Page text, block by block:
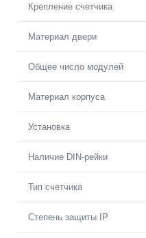
Крепление счетчика
Материал двери
Общее число модулей
Материал корпуса
Установка
Наличие DIN-рейки
Тип счетчика
Степень защиты IP